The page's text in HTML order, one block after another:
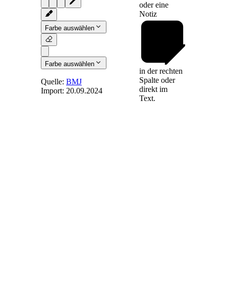
Farbe auswählen
Farbe auswählen
Quelle:BMJ
Import:20.09.2024
oder eine
Notiz
in der rechten
Spalte oder
direkt im
Text.